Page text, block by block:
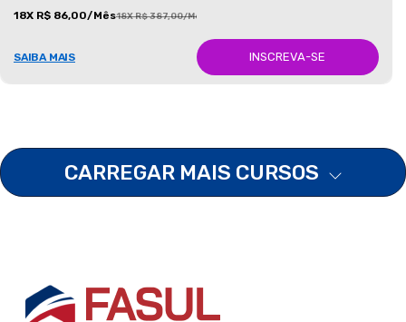
18X R$ 86,00/Mês18X R$ 387,00/Mês
SAIBA MAIS INSCREVA-SE
CARREGAR MAIS CURSOS